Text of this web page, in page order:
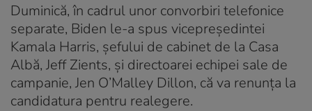
Duminică, în cadrul unor convorbiri telefonice
separate, Biden le-a spus vicepreşedintei
Kamala Harris, şefului de cabinet de la Casa
Albă, Jeff Zients, şi directoarei echipei sale de
campanie, Jen O’Malley Dillon, că va renunţa la
candidatura pentru realegere.